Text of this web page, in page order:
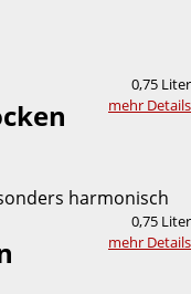
0,75 Liter
mehr Details
harmonisch
0,75 Liter
mehr Details